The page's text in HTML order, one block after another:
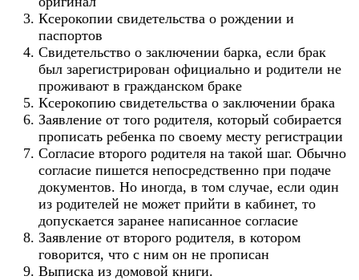
Ксерокопии свидетельства о рождении и
паспортов
Свидетельство о заключении барка, если брак
был зарегистрирован официально и родители не
проживают в гражданском браке
Ксерокопию свидетельства о заключении брака
Заявление от того родителя, который собирается
прописать ребенка по своему месту регистрации
Согласие второго родителя на такой шаг. Обычно
согласие пишется непосредственно при подаче
документов. Но иногда, в том случае, если один
из родителей не может прийти в кабинет, то
допускается заранее написанное согласие
Заявление от второго родителя, в котором
говорится, что с ним он не прописан
Выписка из домовой книги.